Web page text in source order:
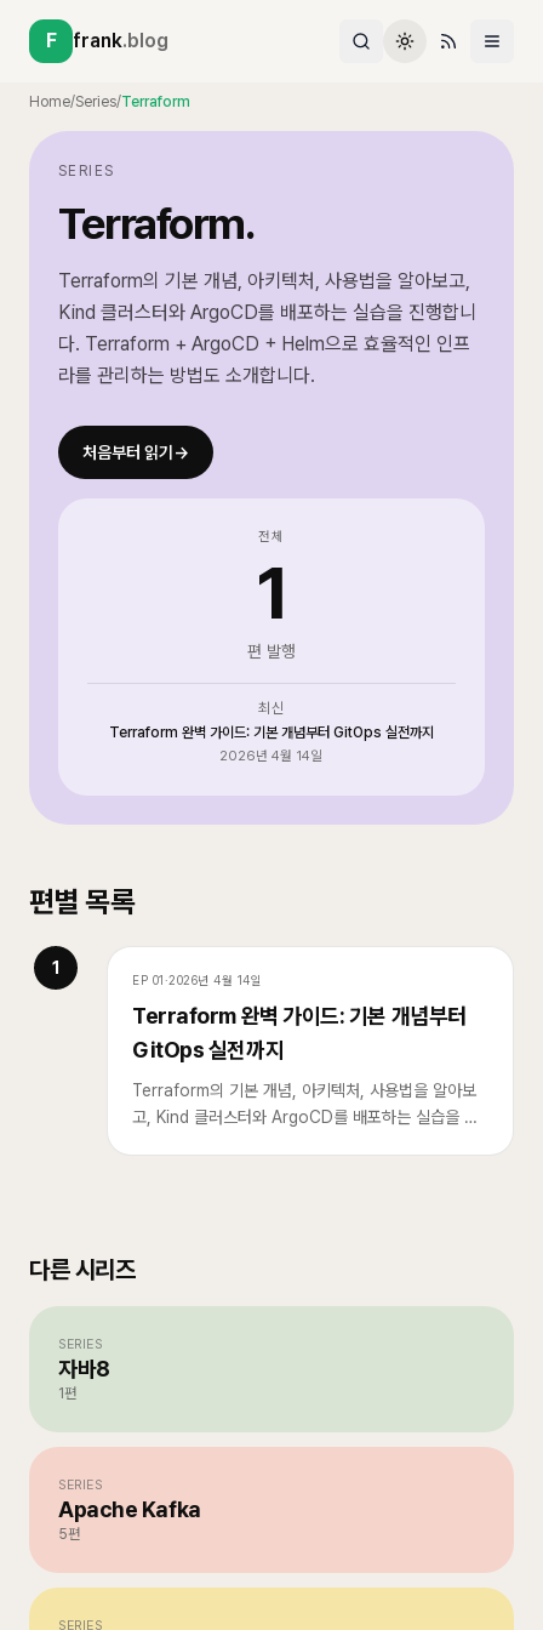
F frank.blog
Home/Series/Terraform
SERIES
Terraform.
Terraform의 기본 개념, 아키텍처, 사용법을 알아보고,
Kind 클러스터와 ArgoCD를 배포하는 실습을 진행합니
다. Terraform + ArgoCD + Helm으로 효율적인 인프
라를 관리하는 방법도 소개합니다.
처음부터 읽기 →
전체
1
편 발행
최신
Terraform 완벽 가이드: 기본 개념부터 GitOps 실전까지
2026년 4월 14일
편별 목록
1
EP 01·2026년 4월 14일
Terraform 완벽 가이드: 기본 개념부터
GitOps 실전까지
Terraform의 기본 개념, 아키텍처, 사용법을 알아보
고, Kind 클러스터와 ArgoCD를 배포하는 실습을 진
다른 시리즈
SERIES
자바8
1 편
SERIES
Apache Kafka
5편
SERIES